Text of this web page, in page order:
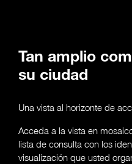
Tan amplio
su ciudad
Una vista al horizonte de
Acceda a la vista en
lista de consulta con los
visualización que usted